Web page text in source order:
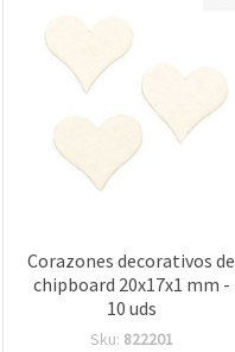
Corazones decorativos de
chipboard 20x17x1 mm -
10 uds
Sku: 822201